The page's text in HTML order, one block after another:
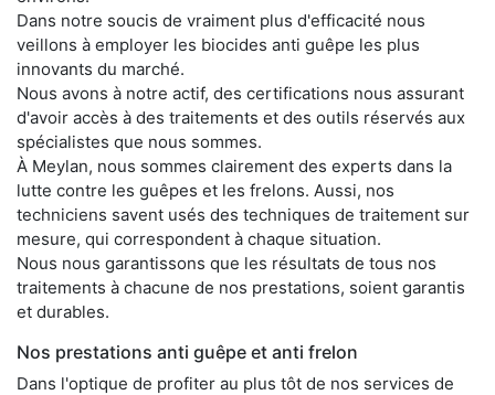
Dans notre soucis de vraiment plus d'efficacité nous
veillons à employer les biocides anti guêpe les plus
innovants du marché.
Nous avons à notre actif, des certifications nous assurant
d'avoir accès à des traitements et des outils réservés aux
spécialistes que nous sommes.
À Meylan, nous sommes clairement des experts dans la
lutte contre les guêpes et les frelons. Aussi, nos
techniciens savent usés des techniques de traitement sur
mesure, qui correspondent à chaque situation.
Nous nous garantissons que les résultats de tous nos
traitements à chacune de nos prestations, soient garantis
et durables.
Nos prestations anti guêpe et anti frelon
Dans l'optique de profiter au plus tôt de nos services de